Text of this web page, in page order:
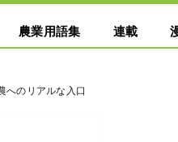
農業用語集 連載
へのリアルな入口